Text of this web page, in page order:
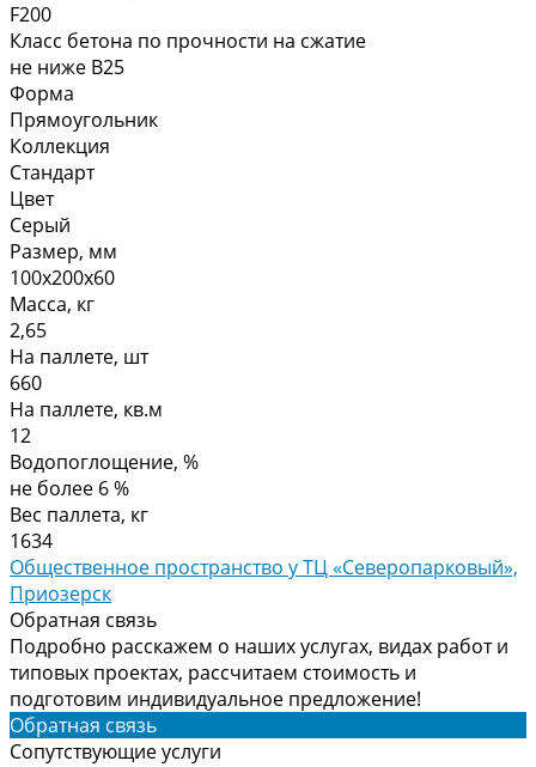
F200
Класс бетона по прочности на сжатие
не ниже В25
Форма
Прямоугольник
Коллекция
Стандарт
Цвет
Серый
Размер, мм
100х200х60
Масса, кг
2,65
На паллете, шт
660
На паллете, кв.м
12
Водопоглощение, %
не более 6 %
Вес паллета, кг
1634
Общественное пространство у ТЦ «Северопарковый»,
Приозерск
Обратная связь
Подробно расскажем о наших услугах, видах работ и
типовых проектах, рассчитаем стоимость и
подготовим индивидуальное предложение!
Обратная связь
Сопутствующие услуги